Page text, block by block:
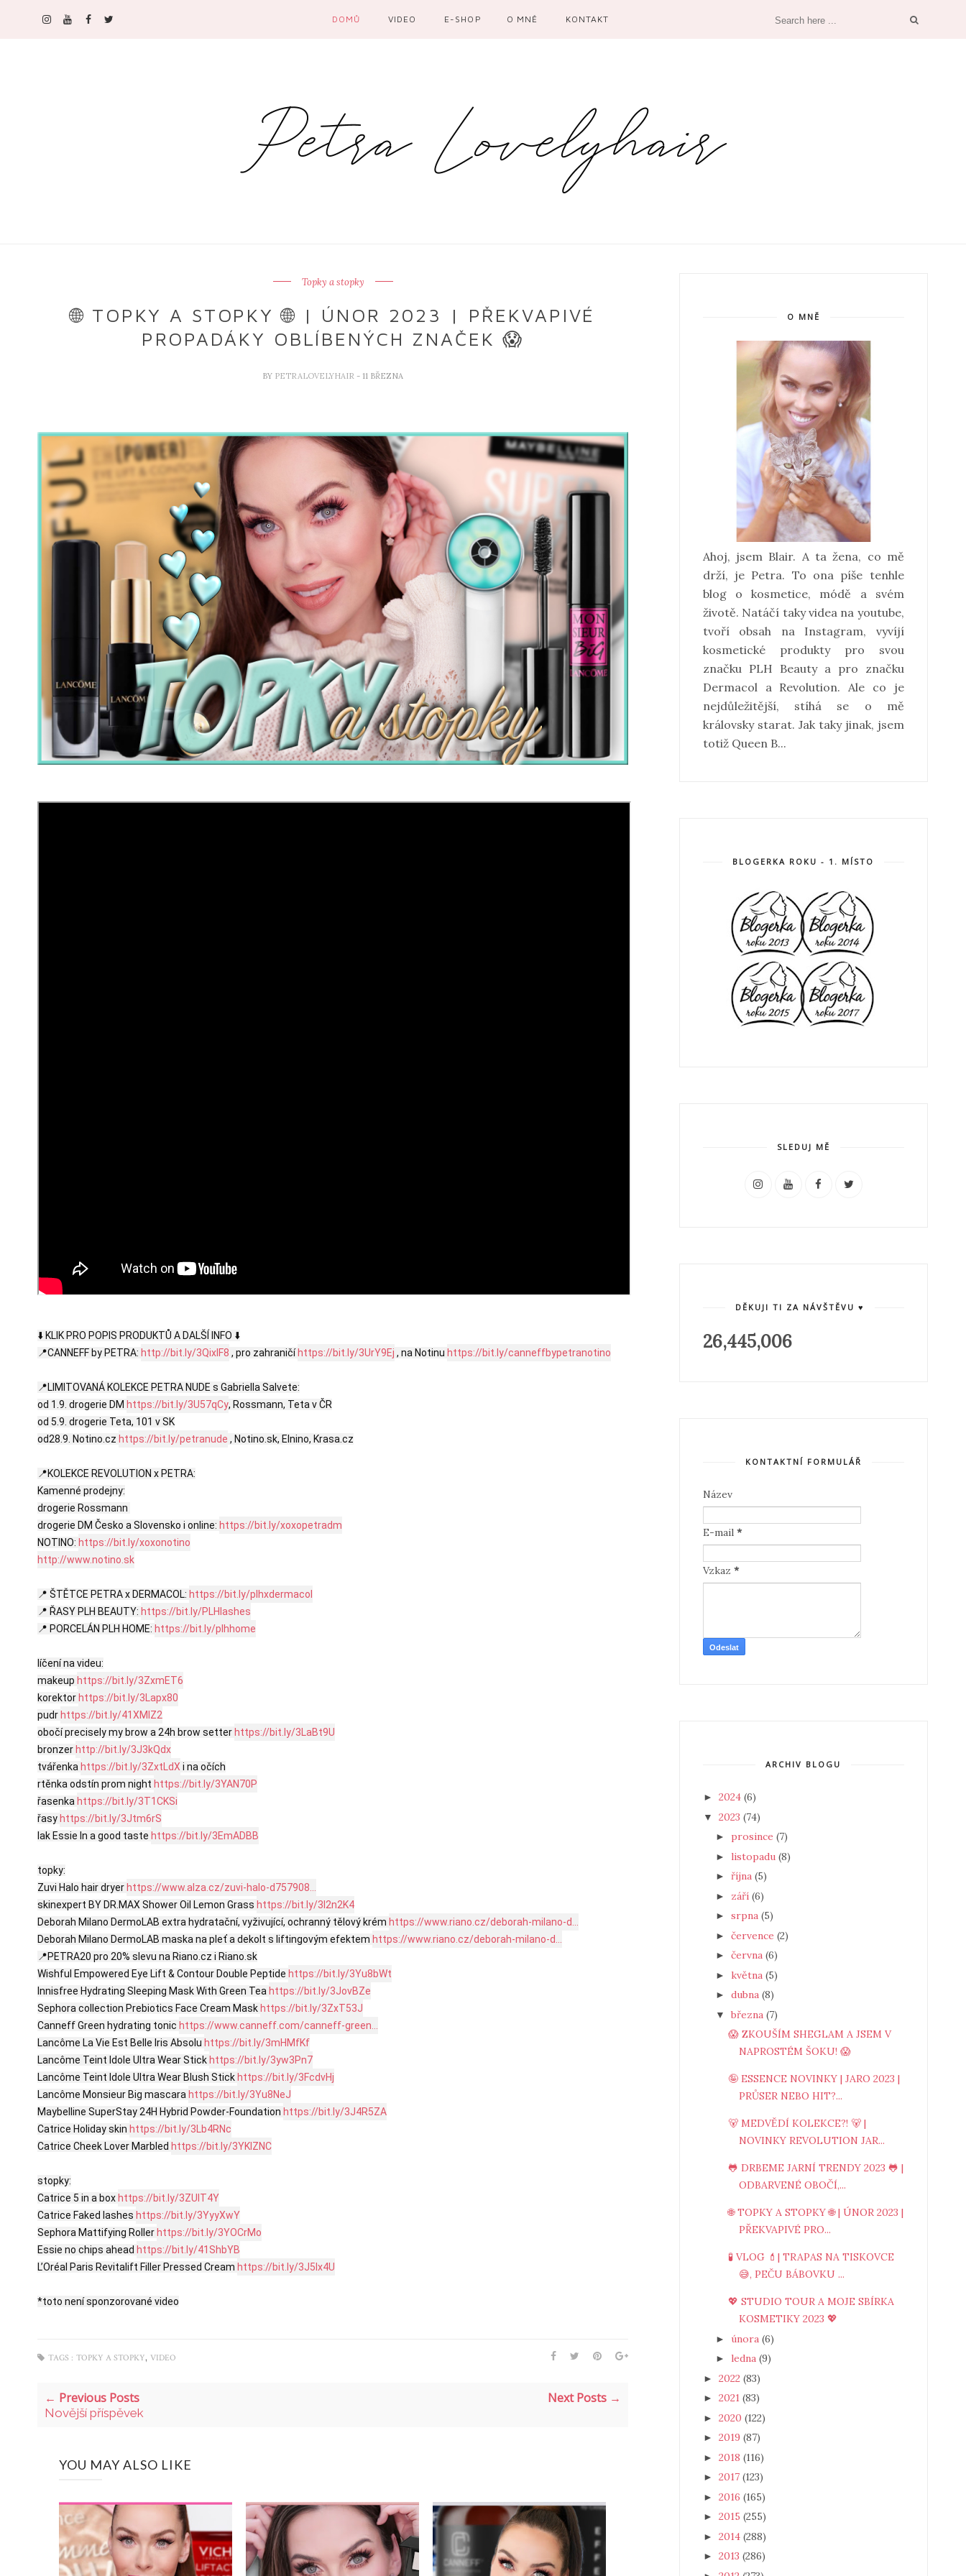
DOMŮ VIDEO E-SHOP O MNĚ KONTAKT
Topky a stopky
🌐 TOPKY A STOPKY 🌐 | ÚNOR 2023 | PŘEKVAPIVÉ
PROPADÁKY OBLÍBENÝCH ZNAČEK 😱
BY PETRALOVELYHAIR - 11 BŘEZNA
⬇️ KLIK PRO POPIS PRODUKTŮ A DALŠÍ INFO ⬇️
📍CANNEFF by PETRA: http://bit.ly/3QixlF8 , pro zahraničí https://bit.ly/3UrY9Ej , na Notinu https://bit.ly/canneffbypetranotino
📍LIMITOVANÁ KOLEKCE PETRA NUDE s Gabriella Salvete:
od 1.9. drogerie DM https://bit.ly/3U57qCy, Rossmann, Teta v ČR
od 5.9. drogerie Teta, 101 v SK
od28.9. Notino.cz https://bit.ly/petranude , Notino.sk, Elnino, Krasa.cz
📍KOLEKCE REVOLUTION x PETRA:
Kamenné prodejny:
drogerie Rossmann
drogerie DM Česko a Slovensko i online: https://bit.ly/xoxopetradm
NOTINO: https://bit.ly/xoxonotino
http://www.notino.sk
📍 ŠTĚTCE PETRA x DERMACOL: https://bit.ly/plhxdermacol
📍 ŘASY PLH BEAUTY: https://bit.ly/PLHlashes
📍 PORCELÁN PLH HOME: https://bit.ly/plhhome
líčení na videu:
makeup https://bit.ly/3ZxmET6
korektor https://bit.ly/3Lapx80
pudr https://bit.ly/41XMIZ2
obočí precisely my brow a 24h brow setter https://bit.ly/3LaBt9U
bronzer http://bit.ly/3J3kQdx
tvářenka https://bit.ly/3ZxtLdX i na očích
rtěnka odstín prom night https://bit.ly/3YAN70P
řasenka https://bit.ly/3T1CKSi
řasy https://bit.ly/3Jtm6rS
lak Essie In a good taste https://bit.ly/3EmADBB
topky:
Zuvi Halo hair dryer https://www.alza.cz/zuvi-halo-d757908...
skinexpert BY DR.MAX Shower Oil Lemon Grass https://bit.ly/3l2n2K4
Deborah Milano DermoLAB extra hydratační, vyživující, ochranný tělový krém https://www.riano.cz/deborah-milano-d...
Deborah Milano DermoLAB maska na pleť a dekolt s liftingovým efektem https://www.riano.cz/deborah-milano-d...
📍PETRA20 pro 20% slevu na Riano.cz i Riano.sk
Wishful Empowered Eye Lift & Contour Double Peptide https://bit.ly/3Yu8bWt
Innisfree Hydrating Sleeping Mask With Green Tea https://bit.ly/3JovBZe
Sephora collection Prebiotics Face Cream Mask https://bit.ly/3ZxT53J
Canneff Green hydrating tonic https://www.canneff.com/canneff-green...
Lancôme La Vie Est Belle Iris Absolu https://bit.ly/3mHMfKf
Lancôme Teint Idole Ultra Wear Stick https://bit.ly/3yw3Pn7
Lancôme Teint Idole Ultra Wear Blush Stick https://bit.ly/3FcdvHj
Lancôme Monsieur Big mascara https://bit.ly/3Yu8NeJ
Maybelline SuperStay 24H Hybrid Powder-Foundation https://bit.ly/3J4R5ZA
Catrice Holiday skin https://bit.ly/3Lb4RNc
Catrice Cheek Lover Marbled https://bit.ly/3YKlZNC
stopky:
Catrice 5 in a box https://bit.ly/3ZUIT4Y
Catrice Faked lashes https://bit.ly/3YyyXwY
Sephora Mattifying Roller https://bit.ly/3YOCrMo
Essie no chips ahead https://bit.ly/41ShbYB
L’Oréal Paris Revitalift Filler Pressed Cream https://bit.ly/3J5Ix4U
*toto není sponzorované video
TAGS : TOPKY A STOPKY, VIDEO
← Previous Posts
Novější příspěvek
Next Posts →
YOU MAY ALSO LIKE
O MNĚ
Ahoj, jsem Blair. A ta žena, co mě
drží, je Petra. To ona píše tenhle
blog o kosmetice, módě a svém
životě. Natáčí taky videa na youtube,
tvoří obsah na Instagram, vyvíjí
kosmetické produkty pro svou
značku PLH Beauty a pro značku
Dermacol a Revolution. Ale co je
nejdůležitější, stíhá se o mě
královsky starat. Jak taky jinak, jsem
totiž Queen B...
BLOGERKA ROKU - 1. MÍSTO
SLEDUJ MĚ
DĚKUJI TI ZA NÁVŠTĚVU ♥
26,445,006
KONTAKTNÍ FORMULÁŘ
Název
E-mail *
Vzkaz *
ARCHIV BLOGU
► 2024 (6)
▼ 2023 (74)
► prosince (7)
► listopadu (8)
► října (5)
► září (6)
► srpna (5)
► července (2)
► června (6)
► května (5)
► dubna (8)
▼ března (7)
😱 ZKOUŠÍM SHEGLAM A JSEM V
NAPROSTÉM ŠOKU! 😱
🤪 ESSENCE NOVINKY | JARO 2023 |
PRŮSER NEBO HIT?...
🐻 MEDVĚDÍ KOLEKCE?! 🐻 |
NOVINKY REVOLUTION JAR...
🐸 DRBEME JARNÍ TRENDY 2023 🐸 |
ODBARVENÉ OBOČÍ,...
🌐 TOPKY A STOPKY 🌐 | ÚNOR 2023 |
PŘEKVAPIVÉ PRO...
🧪 VLOG 💄| TRAPAS NA TISKOVCE
😅, PEČU BÁBOVKU ...
💖 STUDIO TOUR A MOJE SBÍRKA
KOSMETIKY 2023 💖
► února (6)
► ledna (9)
► 2022 (83)
► 2021 (83)
► 2020 (122)
► 2019 (87)
► 2018 (116)
► 2017 (123)
► 2016 (165)
► 2015 (255)
► 2014 (288)
► 2013 (286)